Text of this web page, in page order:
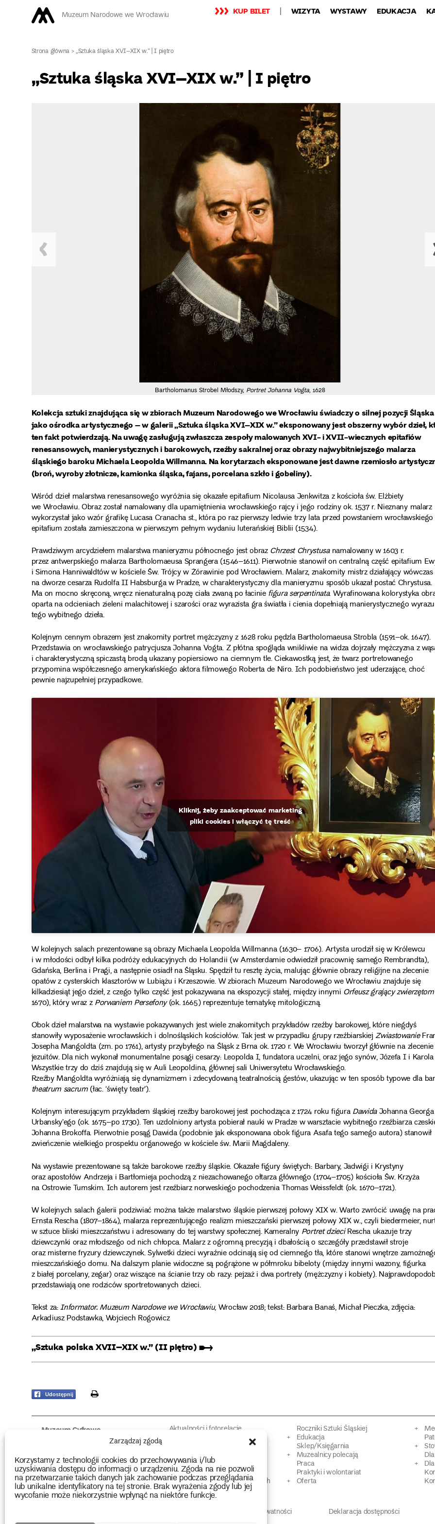
Zarządzaj zgodą
Korzystamy z technologii cookies do przechowywania i/lub
uzyskiwania dostępu do informacji o urządzeniu. Zgoda na nie pozwoli
na przetwarzanie takich danych jak zachowanie podczas przeglądania
lub unikalne identyfikatory na tej stronie. Brak wyrażenia zgody lub jej
wycofanie może niekorzystnie wpłynąć na niektóre funkcje.
Muzeum Narodowe we Wrocławiu KUP BILET WIZYTA WYSTAWY EDUKACJA
Strona główna>„Sztuka śląska XVI–XIX w.” | I piętro
„Sztuka śląska XVI–XIX w.” | I piętro
Bartholomanus Strobel Młodszy, Portret Johanna Vogta, 1628
Kolekcja sztuki znajdująca się w zbiorach Muzeum Narodowego we Wrocławiu świadczy o silnej pozycji Śląska
jako ośrodka artystycznego – w galerii „Sztuka śląska XVI–XIX w.” eksponowany jest obszerny wybór dzieł,
ten fakt potwierdzają. Na uwagę zasługują zwłaszcza zespoły malowanych XVI- i XVII-wiecznych epitafiów
renesansowych, manierystycznych i barokowych, rzeźby sakralnej oraz obrazy najwybitniejszego malarza
śląskiego baroku Michaela Leopolda Willmanna. Na korytarzach eksponowane jest dawne rzemiosło
(broń, wyroby złotnicze, kamionka śląska, fajans, porcelana szkło i gobeliny).
Wśród dzieł malarstwa renesansowego wyróżnia się okazałe epitafium Nicolausa Jenkwitza z kościoła św. Elżbiety
we Wrocławiu. Obraz został namalowany dla upamiętnienia wrocławskiego rajcy i jego rodziny ok. 1537 r. Nieznany malarz
wykorzystał jako wzór grafikę Lucasa Cranacha st., która po raz pierwszy ledwie trzy lata przed powstaniem wrocławskiego
epitafium została zamieszczona w pierwszym pełnym wydaniu luterańskiej Biblii (1534).
Prawdziwym arcydziełem malarstwa manieryzmu północnego jest obrazChrzest Chrystusanamalowany w 1603 r.
przez antwerpskiego malarza Bartholomaeusa Sprangera (1546–1611). Pierwotnie stanowił on centralną część epitafium
i Simona Hanniwaldtów w kościele Św. Trójcy w Żórawinie pod Wrocławiem. Malarz, znakomity mistrz działający wówczas
na dworze cesarza Rudolfa II Habsburga w Pradze, w charakterystyczny dla manieryzmu sposób ukazał postać Chrystusa.
Ma on mocno skręconą, wręcz nienaturalną pozę ciała zwaną po łaciniefigura serpentinata. Wyrafinowana kolorystyka
oparta na odcieniach zieleni malachitowej i szarości oraz wyrazista gra światła i cienia dopełniają manierystycznego wyrazu
tego wybitnego dzieła.
Kolejnym cennym obrazem jest znakomity portret mężczyzny z 1628 roku pędzla Bartholomaeusa Strobla (1591–ok. 1647).
Przedstawia on wrocławskiego patrycjusza Johanna Vogta. Z płótna spogląda wnikliwie na widza dojrzały mężczyzna z
i charakterystyczną spiczastą brodą ukazany popiersiowo na ciemnym tle. Ciekawostką jest, że twarz portretowanego
przypomina współczesnego amerykańskiego aktora filmowego Roberta de Niro. Ich podobieństwo jest uderzające, choć
pewnie najzupełniej przypadkowe.
Kliknij, żeby zaakceptować marketing
pliki cookies i włączyć tę treść
W kolejnych salach prezentowane są obrazy Michaela Leopolda Willmanna (1630– 1706). Artysta urodził się w Królewcu
i w młodości odbył kilka podróży edukacyjnych do Holandii (w Amsterdamie odwiedził pracownię samego Rembrandta),
Gdańska, Berlina i Pragi, a następnie osiadł na Śląsku. Spędził tu resztę życia, malując głównie obrazy religijne na zlecenie
opatów z cysterskich klasztorów w Lubiążu i Krzeszowie. W zbiorach Muzeum Narodowego we Wrocławiu znajduje się
kilkadziesiąt jego dzieł, z czego tylko część jest pokazywana na ekspozycji stałej, między innymi Orfeusz grający zwierzętom
1670), który wraz zPorwaniem Persefony(ok. 1665) reprezentuje tematykę mitologiczną.
Obok dzieł malarstwa na wystawie pokazywanych jest wiele znakomitych przykładów rzeźby barokowej, które niegdyś
stanowiły wyposażenie wrocławskich i dolnośląskich kościołów. Tak jest w przypadku grupy rzeźbiarskiejZwiastowanie
Josepha Mangoldta (zm. po 1761), artysty przybyłego na Śląsk z Brna ok. 1720 r. We Wrocławiu tworzył głównie na zlecenie
jezuitów. Dla nich wykonał monumentalne posągi cesarzy: Leopolda I, fundatora uczelni, oraz jego synów, Józefa I i
Wszystkie trzy do dziś znajdują się w Auli Leopoldina, głównej sali Uniwersytetu Wrocławskiego.
Rzeźby Mangoldta wyróżniają się dynamizmem i zdecydowaną teatralnością gestów, ukazując w ten sposób typowe dla
theatrum sacrum(łac. ‘święty teatr’).
Kolejnym interesującym przykładem śląskiej rzeźby barokowej jest pochodząca z 1724 roku figuraDawidaJohanna Georga
Urbansky’ego (ok. 1675–po 1730). Ten uzdolniony artysta pobierał nauki w Pradze w warsztacie wybitnego rzeźbiarza
Johanna Brokoffa. Pierwotnie posąg Dawida (podobnie jak eksponowana obok figura Asafa tego samego autora) stanowił
zwieńczenie wielkiego prospektu organowego w kościele św. Marii Magdaleny.
Na wystawie prezentowane są także barokowe rzeźby śląskie. Okazałe figury świętych: Barbary, Jadwigi i Krystyny
oraz apostołów Andrzeja i Bartłomieja pochodzą z niezachowanego ołtarza głównego (1704–1705) kościoła Św. Krzyża
na Ostrowie Tumskim. Ich autorem jest rzeźbiarz norweskiego pochodzenia Thomas Weissfeldt (ok. 1670–1721).
W kolejnych salach galerii podziwiać można także malarstwo śląskie pierwszej połowy XIX w. Warto zwrócić uwagę na
Ernsta Rescha (1807–1864), malarza reprezentującego realizm mieszczański pierwszej połowy XIX w., czyli biedermeier,
w sztuce bliski mieszczaństwu i adresowany do tej warstwy społecznej. Kameralny Portret dzieciRescha ukazuje trzy
dziewczynki oraz młodszego od nich chłopca. Malarz z ogromną precyzją i dbałością o szczegóły przedstawił stroje
oraz misterne fryzury dziewczynek. Sylwetki dzieci wyraźnie odcinają się od ciemnego tła, które stanowi wnętrze
mieszczańskiego domu. Na dalszym planie widoczne są pogrążone w półmroku bibeloty (między innymi wazony, figurka
z białej porcelany, zegar) oraz wiszące na ścianie trzy ob razy: pejzaż i dwa portrety (mężczyzny i kobiety).
przedstawiają one rodziców sportretowanych dzieci.
Tekst za:Informator. Muzeum Narodowe we Wrocławiu, Wrocław 2018; tekst: Barbara Banaś, Michał Pieczka, zdjęcia:
Arkadiusz Podstawka, Wojciech Rogowicz
„Sztuka polska XVII–XIX w.” (II piętro) ➸
Udostępnij print
Muzeum Cyfrowe
Użyczenia obiektów
Biblioteka
Wydawnictwo
Multimedia
Aktualności i fotorelacje
Muzealne rozmowy
Kolekcja
Europejskie Dni Dziedzictwa
Programy badań strat wojennych
Roczniki Sztuki Śląskiej
Edukacja
Sklep/Księgarnia
Muzealnicy polecają
Praca
Praktyki i wolontariat
Oferta
Polityka prywatności Deklaracja dostępności